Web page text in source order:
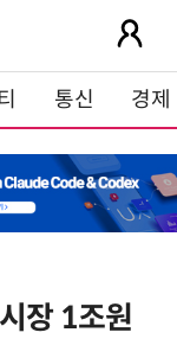
통신 경제
장 1조원